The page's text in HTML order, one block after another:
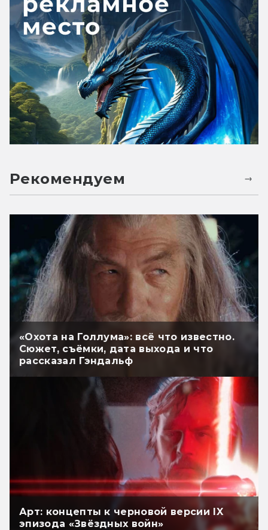
Рекомендуем
«Охота на Голлума»: всё что известно.
Сюжет, съёмки, дата выхода и что
рассказал Гэндальф
Арт: концепты к черновой версии IX
эпизода «Звёздных войн»